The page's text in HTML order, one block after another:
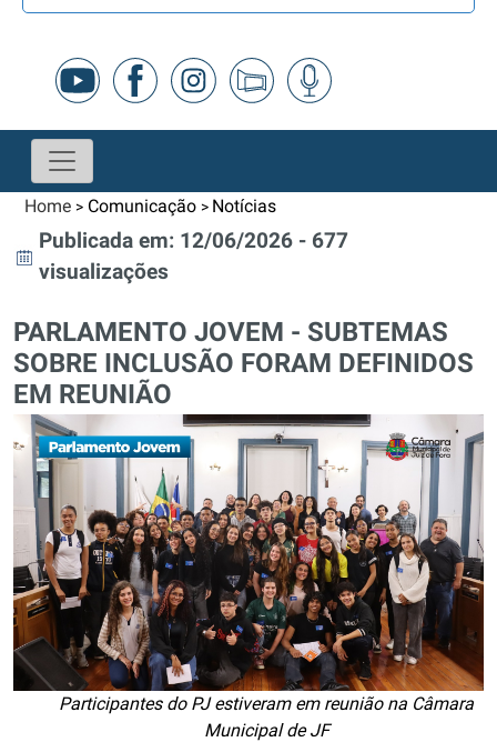
Home > Comunicação > Notícias
Publicada em: 12/06/2026 - 677
visualizações
PARLAMENTO JOVEM - SUBTEMAS
SOBRE INCLUSÃO FORAM DEFINIDOS
EM REUNIÃO
Participantes do PJ estiveram em reunião na Câmara
Municipal de JF